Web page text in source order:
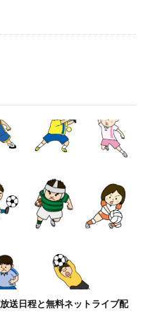
送日程と無料ネットライブ配